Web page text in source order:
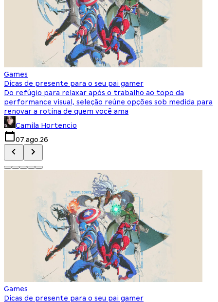
Games
Dicas de presente para o seu pai gamer
Do refúgio para relaxar após o trabalho ao topo da
performance visual, seleção reúne opções sob medida para
renovar a rotina de quem você ama
Camila Hortencio
07.ago.26
Games
Dicas de presente para o seu pai gamer